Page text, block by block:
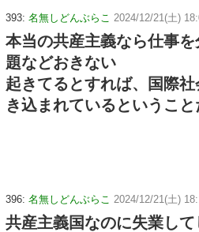
393: 名無しどんぶらこ 2024/12/21(土)
本当の共産主義なら仕事
題などおきない
起きてるとすれば、国際
き込まれているということ
396: 名無しどんぶらこ 2024/12/21(土)
共産主義国なのに失業し